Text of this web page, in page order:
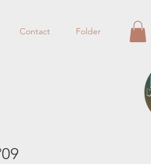
Contact Folder